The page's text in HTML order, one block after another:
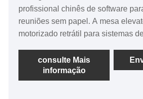
profissional chinês de software
reuniões sem papel. A mesa
motorizado retrátil para sistemas
avançadas, software de sistema
papel (suporta Android e
integrado inteligente, login de
consulte Mais
informação